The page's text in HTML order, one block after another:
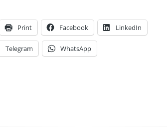
Print Facebook LinkedIn
Telegram WhatsApp